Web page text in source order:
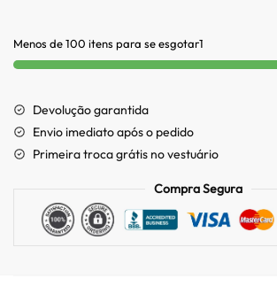
Menos de 100 itens para se esgotar1
Devolução garantida
Envio imediato após o pedido
Primeira troca grátis no vestuário
Compra Segura